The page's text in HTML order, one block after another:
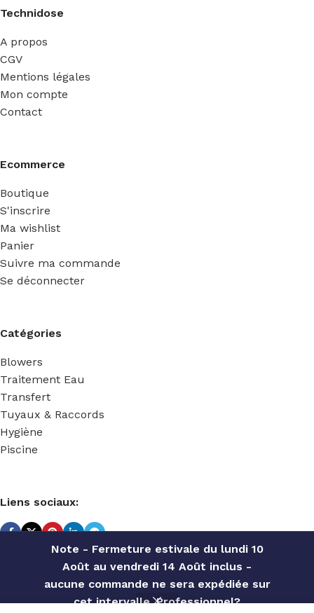
Note - Fermeture estivale du lundi 10
Août au vendredi 14 Août inclus -
aucune commande ne sera expédiée sur
cet intervalle. Professionnel?
Technidose
A propos
CGV
Mentions légales
Mon compte
Contact
Ecommerce
Boutique
S'inscrire
Ma wishlist
Panier
Suivre ma commande
Se déconnecter
Catégories
Blowers
Traitement Eau
Transfert
Tuyaux & Raccords
Hygiène
Piscine
Liens sociaux:
TECHNIDOSE 2022 Réalisé parACS INFORMATIQUE